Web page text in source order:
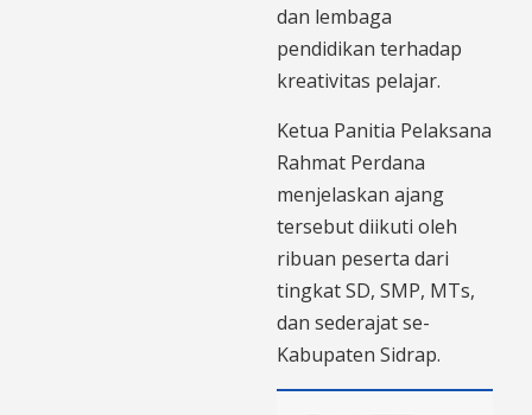
dan lembaga
pendidikan terhadap
kreativitas pelajar.
Ketua Panitia Pelaksana
Rahmat Perdana
menjelaskan ajang
tersebut diikuti oleh
ribuan peserta dari
tingkat SD, SMP, MTs,
dan sederajat se-
Kabupaten Sidrap.